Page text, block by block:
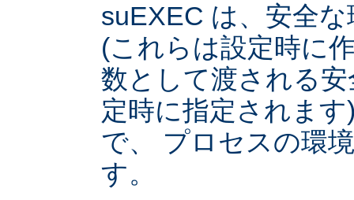
suEXEC は、安全
(これらは設定時に
数として渡される
定時に指定されま
で、 プロセスの環
す。